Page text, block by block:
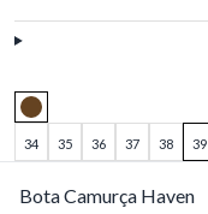
34 35 36 37 38 39
Bota Camurça Haven